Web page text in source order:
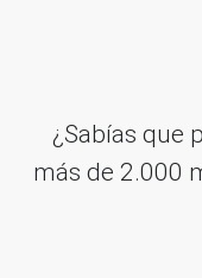
¿Sabías que
más de 2.000